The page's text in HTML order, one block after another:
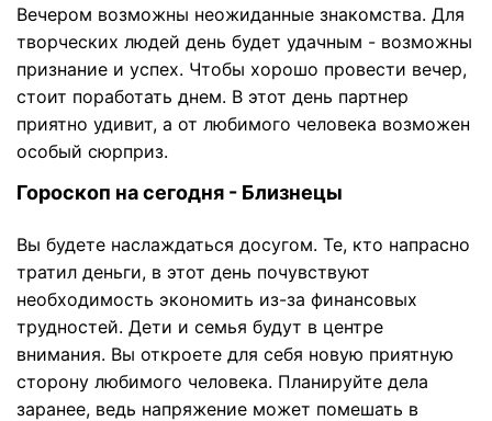
Вечером возможны неожиданные знакомства. Для
творческих людей день будет удачным - возможны
признание и успех. Чтобы хорошо провести вечер,
стоит поработать днем. В этот день партнер
приятно удивит, а от любимого человека возможен
особый сюрприз.
Гороскоп на сегодня - Близнецы
Вы будете наслаждаться досугом. Те, кто напрасно
тратил деньги, в этот день почувствуют
необходимость экономить из-за финансовых
трудностей. Дети и семья будут в центре
внимания. Вы откроете для себя новую приятную
сторону любимого человека. Планируйте дела
заранее, ведь напряжение может помешать в